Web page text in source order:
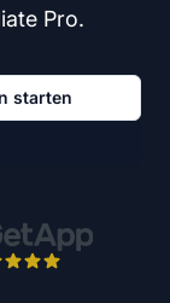
Pro.
starten